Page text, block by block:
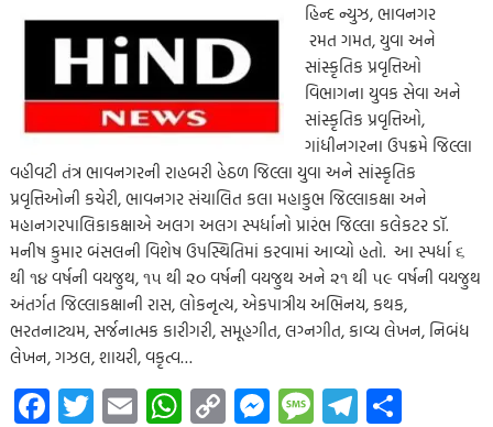
હિન્દ ન્યુઝ, ભાવનગર
રમત ગમત, યુવા અને
સાંસ્કૃતિક પ્રવૃત્તિઓ
વિભાગના યુવક સેવા અને
સાંસ્કૃતિક પ્રવૃત્તિઓ,
ગાંધીનગરના ઉપક્રમે જિલ્લા
વહીવટી તંત્ર ભાવનગરની રાહબરી હેઠળ જિલ્લા યુવા અને સાંસ્કૃતિક
પ્રવૃત્તિઓની કચેરી, ભાવનગર સંચાલિત કલા મહાકુભ જિલ્લાકક્ષા અને
મહાનગરપાલિકાકક્ષાએ અલગ અલગ સ્પર્ધાનો પ્રારંભ જિલ્લા કલેકટર ડૉ.
મનીષ કુમાર બંસલની વિશેષ ઉપસ્થિતિમાં કરવામાં આવ્યો હતો. આ સ્પર્ધા ૬
થી ૧૪ વર્ષની વયજુથ, ૧૫ થી ૨૦ વર્ષની વયજુથ અને ૨૧ થી ૫૯ વર્ષની વયજુથ
અંતર્ગત જિલ્લાકક્ષાની રાસ, લોકનૃત્ય, એકપાત્રીય અભિનય, કથક,
ભરતનાટ્યમ, સર્જનાત્મક કારીગરી, સમૂહગીત, લગ્નગીત, કાવ્ય લેખન, નિબંધ
લેખન, ગઝલ, શાયરી, વકૃત્વ…
Fa T E W C M M Te